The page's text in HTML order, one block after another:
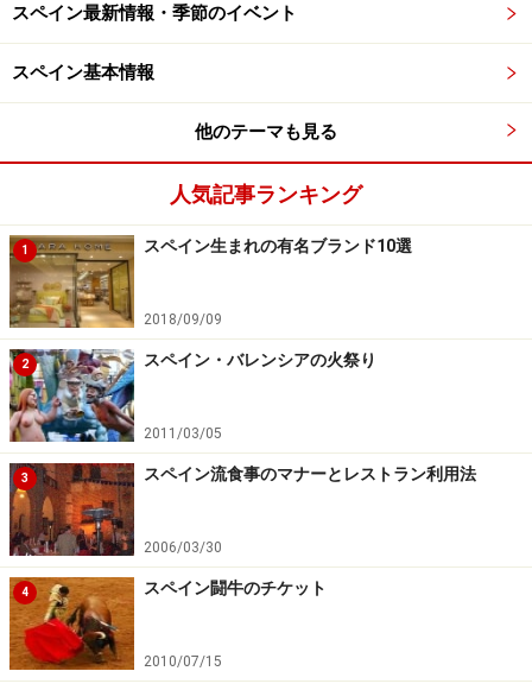
バルセロナに数年前にオープンした、老舗の食品店のア
ルコール専門の別館。ワインだけでなく、蒸留酒なども
充実してます。
■Colmado Quilez（コルマード・キレス）
TEL：（34）93 215 0221
※記事内容は執筆時点のものです。最新の内容をご確認くださ
い。
※海外を訪れる際には最新情報の入手に努め、「外務省 海外安全
ホームページ」を確認するなど、安全確保に十分注意を払ってく
ださい。
スペイン最新情報・季節のイベント
スペイン基本情報
他のテーマも見る
人気記事ランキング
1 スペイン生まれの有名ブランド10選
2018/09/09
2 スペイン・バレンシアの火祭り
2011/03/05
3 スペイン流食事のマナーとレストラン利用法
2006/03/30
4 スペイン闘牛のチケット
2010/07/15